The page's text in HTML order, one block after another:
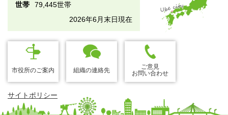
世帯
79,445世帯
2026年6月末日現在
市役所のご案内 組織の連絡先
ご意見
お問い合わせ
サイトポリシー